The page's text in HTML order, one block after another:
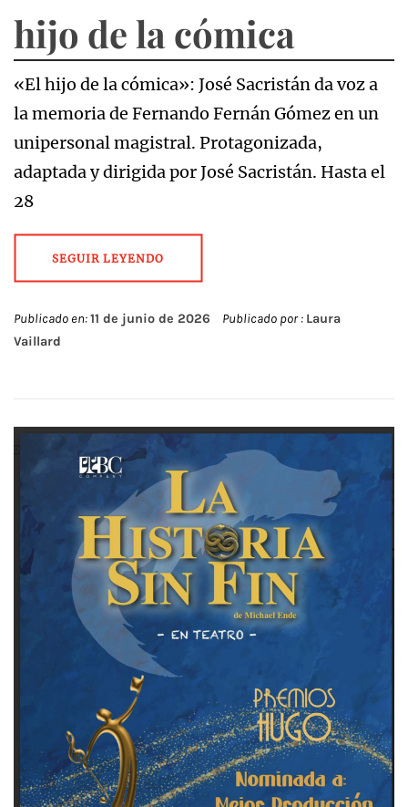
hijo de la cómica
«El hijo de la cómica»: José Sacristán da voz a
la memoria de Fernando Fernán Gómez en un
unipersonal magistral. Protagonizada,
adaptada y dirigida por José Sacristán. Hasta el
28
SEGUIR LEYENDO
Publicado en:11 de junio de 2026 Publicado por : Laura
Vaillard